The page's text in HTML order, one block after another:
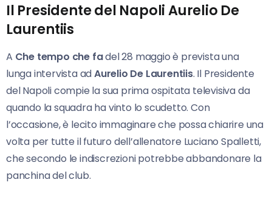
Il Presidente del Napoli Aurelio De
Laurentiis
A Che tempo che fadel 28 maggio è prevista una
lunga intervista adAurelio De Laurentiis. Il Presidente
del Napoli compie la sua prima ospitata televisiva da
quando la squadra ha vinto lo scudetto. Con
l’occasione, è lecito immaginare che possa chiarire una
volta per tutte il futuro dell’allenatore Luciano Spalletti,
che secondo le indiscrezioni potrebbe abbandonare la
panchina del club.